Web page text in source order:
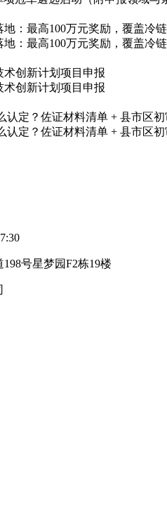
：最高100万元奖励，覆盖冷
：最高100万元奖励，覆盖冷
术创新计划项目申报
术创新计划项目申报
认定？佐证材料清单 + 县市区
认定？佐证材料清单 + 县市区
号星梦园F2栋19楼